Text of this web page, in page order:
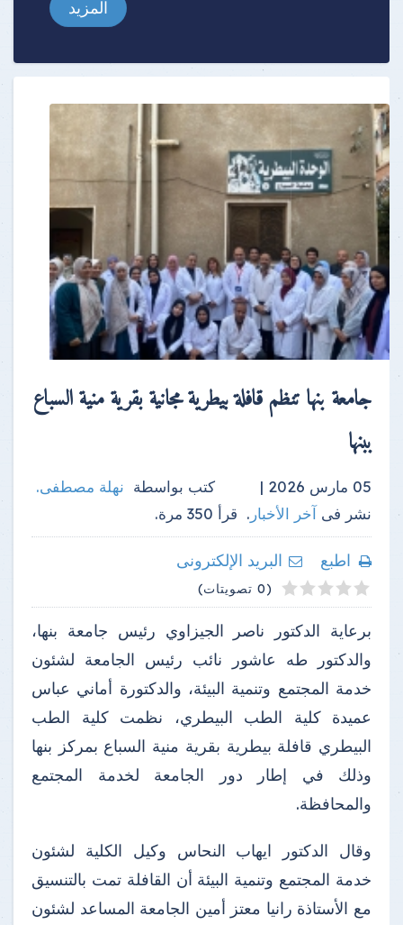
المزيد
جامعة بنها تنظم قافلة بيطرية مجانية بقرية منية السباع
ببنها
05 مارس 2026 | كتب بواسطة نهلة مصطفى.
نشر فى آخر الأخبار . قرأ 350 مرة.
اطبع
البريد الإلكترونى
1
2
3
4
5 (0 تصويتات)
برعاية الدكتور ناصر الجيزاوي رئيس جامعة بنها،
والدكتور طه عاشور نائب رئيس الجامعة لشئون
خدمة المجتمع وتنمية البيئة، والدكتورة أماني عباس
عميدة كلية الطب البيطري، نظمت كلية الطب
البيطري قافلة بيطرية بقرية منية السباع بمركز بنها
وذلك في إطار دور الجامعة لخدمة المجتمع
والمحافظة.
وقال الدكتور ايهاب النحاس وكيل الكلية لشئون
خدمة المجتمع وتنمية البيئة أن القافلة تمت بالتنسيق
مع الأستاذة رانيا معتز أمين الجامعة المساعد لشئون